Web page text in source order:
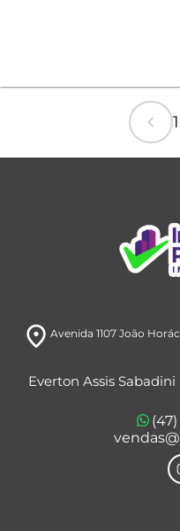
chevron_left
room Avenida 1107 João
Everton Assis Sabadini